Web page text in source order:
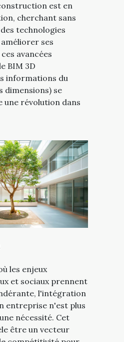
est en
cherchant sans
technologies
ses
avancées
BIM 3D
informations du
dimensions) se
une révolution dans
les enjeux
et sociaux prennent
l'intégration
entreprise n'est plus
nécessité. Cet
être un vecteur